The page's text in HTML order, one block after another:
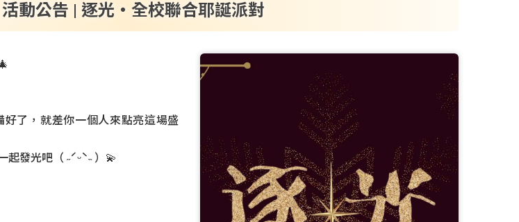
活動公告 | 逐光・全校聯合耶誕派對
了，就差你一個人來點亮這場盛
發光吧（ ˶ˊᵕˋ˵ ）💫